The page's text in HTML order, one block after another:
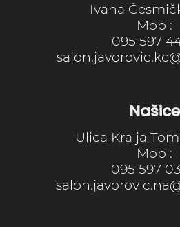
Ivana
Mob :
095 597
Našice
Ulica Kralja
Mob :
095 597